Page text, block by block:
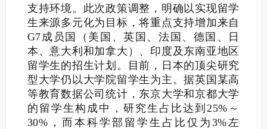
支持环境。 此次政策调整，明确以实现留学
生来源多元化为目标，将重点支持增加来自
G7成员国（美国、英国、法国、德国、日
本、意大利和加拿大）、印度及东南亚地区
留学生的招生计划。
目前，日本的顶尖研究
型大学仍以大学院留学生为主。据英国某高
等教育数据公司统计，东京大学和京都大学
的留学生构成中，研究生占比达到25%～
30%，而本科学部留学生占比仅为3%左